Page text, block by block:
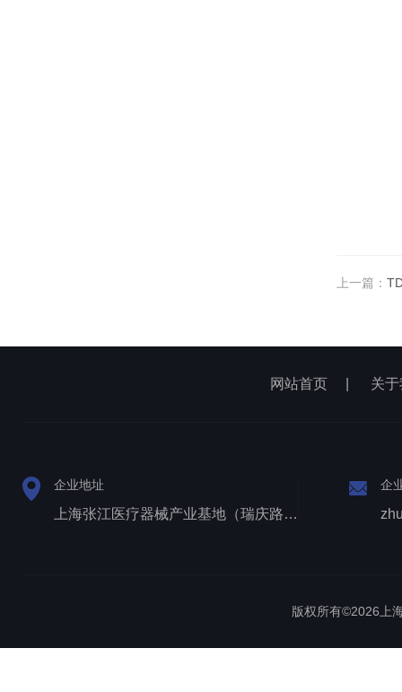
上一篇：
网站首页 关
企业地址
上海张江医疗器械产业基地（瑞庆路528号）
企
版权所有©2026